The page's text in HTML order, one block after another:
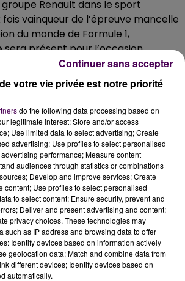
Renault dans le sport
vainqueur de l’épreuve mancelle
du monde de Formule 1,
sera présent pour l’occasion.
le volant d’une Alpine F1 aux
Son coéquipier,
Esteban Ocon
Grand-Prix de Hongrie, sera aussi
A110 GT4, voiture ayant
Cup en 2018. Cette
précéder l'annonce de
dans la nouvelle catégorie
votre vie privée est notre priorité
do the following data processing based on
legitimate interest: Store and/or access
Use limited data to select advertising; Create
advertising; Use profiles to select personalised
performance; Measure content
audiences through statistics or combinations
Develop and improve services; Create
content; Use profiles to select personalised
to select content; Ensure security, prevent and
Deliver and present advertising and content;
privacy choices. These technologies may
such as IP address and browsing data to offer
Identify devices based on information actively
geolocation data; Match and combine data from
different devices; Identify devices based on
automatically.
Continuer sans accepter